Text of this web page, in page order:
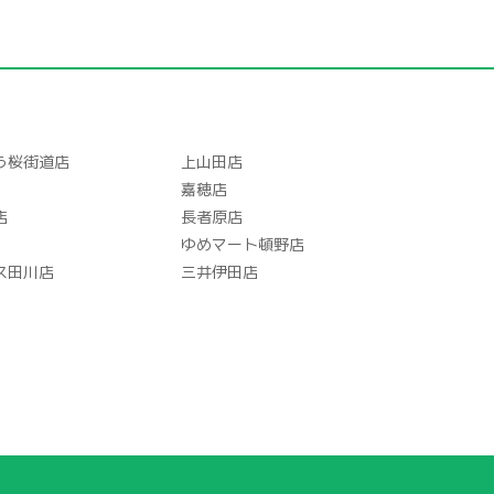
桜街道店
田川店
上山田店
嘉穂店
長者原店
ゆめマート頓野店
三井伊田店